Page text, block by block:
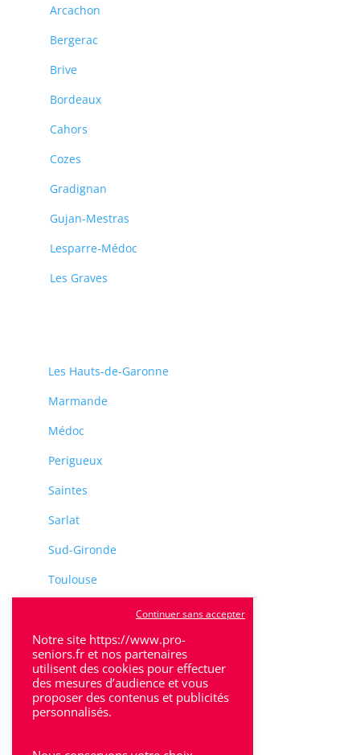
Arcachon
Bergerac
Brive
Bordeaux
Cahors
Cozes
Gradignan
Gujan-Mestras
Lesparre-Médoc
Les Graves
Les Hauts-de-Garonne
Marmande
Médoc
Perigueux
Saintes
Sarlat
Sud-Gironde
Toulouse
Villeneuve-Sur-Lot
Notre site https://www.pro-
seniors.fr et nos partenaires
utilisent des cookies pour effectuer
des mesures d’audience et vous
proposer des contenus et publicités
personnalisés.
Continuer sans accepter